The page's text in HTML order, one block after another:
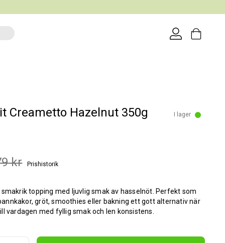
Creametto Hazelnut 350g I lager
kr Prishistorik
smakrik topping med ljuvlig smak av hasselnöt. Perfekt som
gröt, smoothies eller bakning ett gott alternativ när
vardagen med fyllig smak och len konsistens.